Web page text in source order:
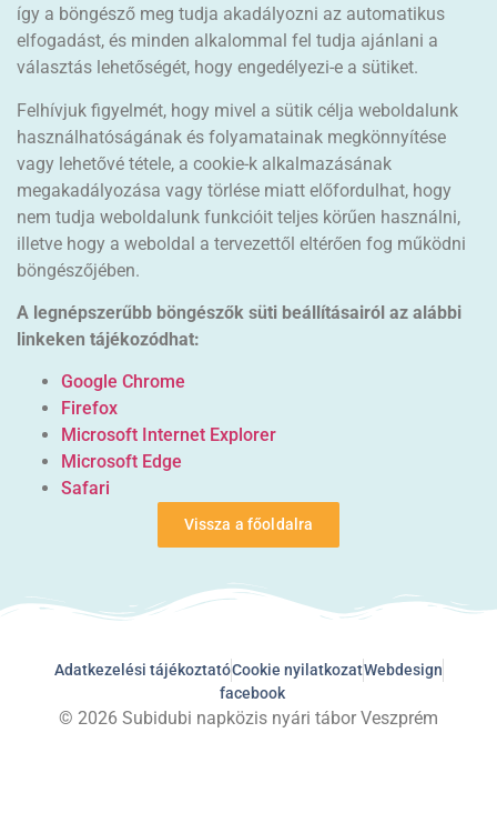
így a böngésző meg tudja akadályozni az automatikus
elfogadást, és minden alkalommal fel tudja ajánlani a
választás lehetőségét, hogy engedélyezi-e a sütiket.
Felhívjuk figyelmét, hogy mivel a sütik célja weboldalunk
használhatóságának és folyamatainak megkönnyítése
vagy lehetővé tétele, a cookie-k alkalmazásának
megakadályozása vagy törlése miatt előfordulhat, hogy
nem tudja weboldalunk funkcióit teljes körűen használni,
illetve hogy a weboldal a tervezettől eltérően fog működni
böngészőjében.
A legnépszerűbb böngészők süti beállításairól az alábbi
linkeken tájékozódhat:
Google Chrome
Firefox
Microsoft Internet Explorer
Microsoft Edge
Safari
Vissza a főoldalra
Adatkezelési tájékoztatóCookie nyilatkozatWebdesign
facebook
© 2026 Subidubi napközis nyári tábor Veszprém